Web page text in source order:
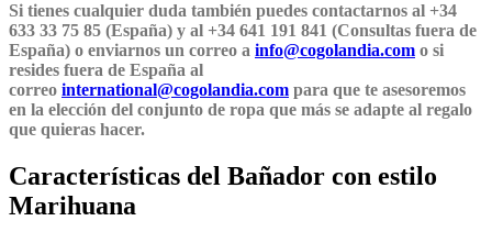
Si tienes cualquier duda también puedes contactarnos al +34
633 33 75 85 (España) y al +34 641 191 841 (Consultas fuera de
España) o enviarnos un correo a info@cogolandia.com o si
resides fuera de España al
correo international@cogolandia.com para que te asesoremos
en la elección del conjunto de ropa que más se adapte al regalo
que quieras hacer.
Características del Bañador con estilo
Marihuana